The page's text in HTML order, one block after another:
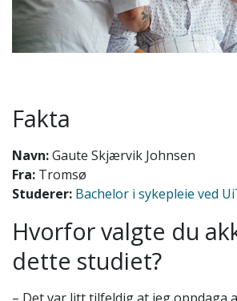
Fakta
Navn:Gaute Skjærvik Johnsen
Fra: Tromsø
Studerer: Bachelor i sykepleie ved
Hvorfor valgte du
dette studiet?